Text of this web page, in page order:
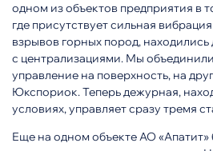
одном из объектов предприятия в
где присутствует сильная
взрывов горных пород,
с централизациями. Мы
управление на поверхность, на
Юкспориок. Теперь дежурная,
условиях, управляет сразу тремя
Еще на одном объекте АО